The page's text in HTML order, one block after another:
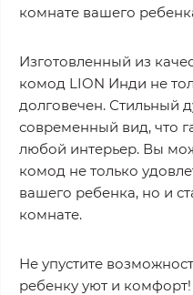
комнате вашего
Изготовленный из
комод LION Инди не
долговечен. Стильный
современный вид, что
любой интерьер. Вы
комод не только
вашего ребенка, но и
комнате.
Не упустите
ребенку уют и